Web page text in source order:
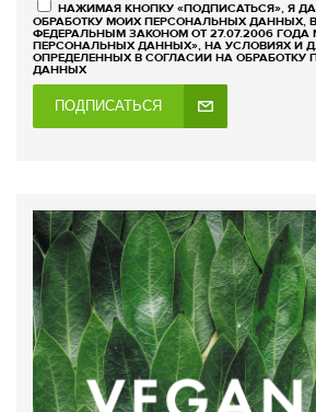
НАЖИМАЯ КНОПКУ «ПОДПИСАТЬСЯ», Я
ОБРАБОТКУ МОИХ ПЕРСОНАЛЬНЫХ ДАННЫХ,
ФЕДЕРАЛЬНЫМ ЗАКОНОМ ОТ 27.07.2006 ГОДА
ПЕРСОНАЛЬНЫХ ДАННЫХ», НА УСЛОВИЯХ И
ОПРЕДЕЛЕННЫХ В СОГЛАСИИ НА ОБРАБОТКУ
ДАННЫХ
ПОДПИСАТЬСЯ